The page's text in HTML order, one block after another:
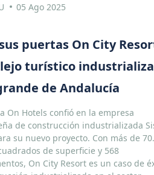
05 Ago 2025
puertas On City
turístico
de Andalucía
On Hotels confió en la empresa
de construcción industrializada
su nuevo proyecto. Con más de
de superficie y 568
On City Resort es un caso de